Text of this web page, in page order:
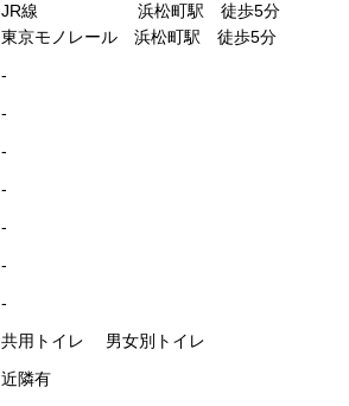
JR線 浜松町駅 徒歩5分
東京モノレール 浜松町駅 徒歩5分
-
-
-
-
-
-
-
共用トイレ 男女別トイレ
近隣有